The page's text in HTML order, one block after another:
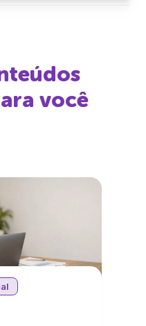
você